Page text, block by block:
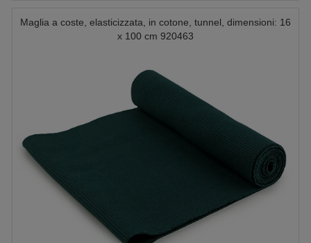
Maglia a coste, elasticizzata, in cotone, tunnel, dimensioni: 16
x 100 cm 920463